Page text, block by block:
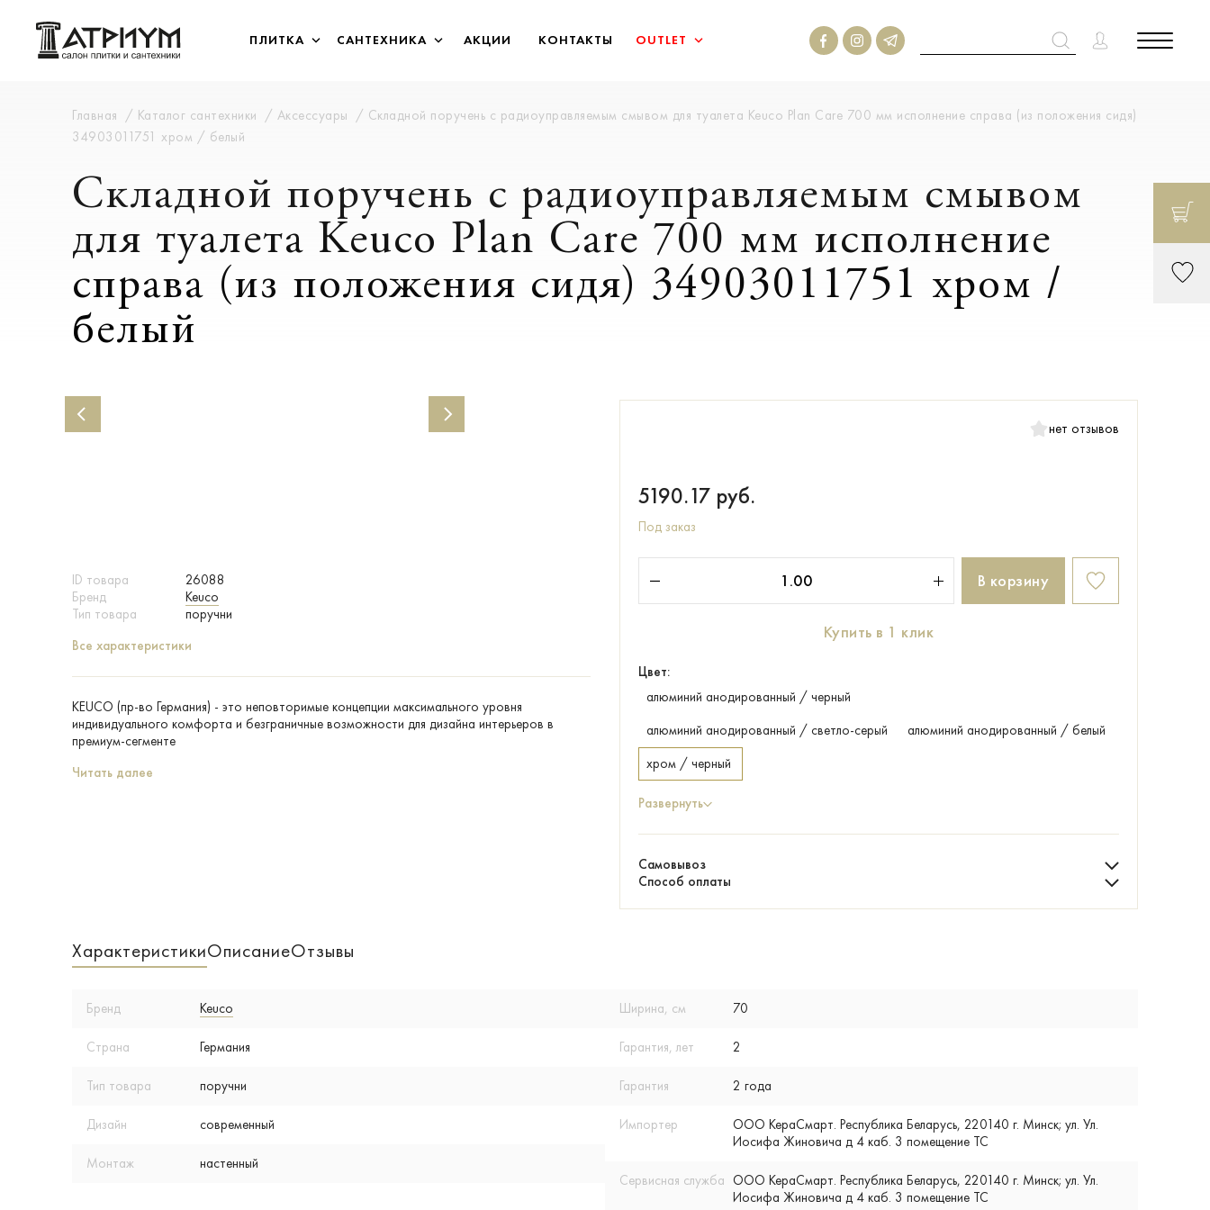
ПЛИТКА САНТЕХНИКА АКЦИИ КОНТАКТЫ OUTLET
Главная Каталог сантехники Аксессуары
Складной поручень c радиоуправляемым смывом для туалета Keuco Plan Care 700 мм исполнение справа (из положения сидя)
34903011751 хром / белый
Складной поручень c радиоуправляемым смывом
для туалета Keuco Plan Care 700 мм исполнение
справа (из положения сидя) 34903011751 хром /
белый
ID товара
26088
Бренд
Keuco
Тип товара
поручни
Все характеристики
KEUCO (пр-во Германия) - это неповторимые концепции максимального уровня
индивидуального комфорта и безграничные возможности для дизайна интерьеров в
премиум-сегменте
Читать далее
нет отзывов
5190.17 руб.
Под заказ
В корзину
Купить в 1 клик
Цвет:
алюминий анодированный / черный
алюминий анодированный / светло-серый алюминий анодированный / белый
хром / черный
Развернуть
Самовывоз
Способ оплаты
ХарактеристикиОписаниеОтзывы
Бренд Keuco
Страна Германия
Тип товара поручни
Дизайн современный
Монтаж настенный
Ширина, см 70
Гарантия, лет 2
Гарантия 2 года
Импортер
ООО КераСмарт. Республика Беларусь, 220140 г. Минск; ул. Ул.
Иосифа Жиновича д 4 каб. 3 помещение ТС
Сервисная служба ООО КераСмарт. Республика Беларусь, 220140 г. Минск; ул. Ул.
Иосифа Жиновича д 4 каб. 3 помещение ТС